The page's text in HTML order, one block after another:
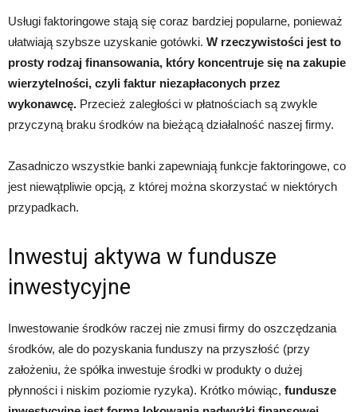
Usługi faktoringowe stają się coraz bardziej popularne, ponieważ
ułatwiają szybsze uzyskanie gotówki. W rzeczywistości jest to
prosty rodzaj finansowania, który koncentruje się na zakupie
wierzytelności, czyli faktur niezapłaconych przez
wykonawcę. Przecież zaległości w płatnościach są zwykle
przyczyną braku środków na bieżącą działalność naszej firmy.
Zasadniczo wszystkie banki zapewniają funkcje faktoringowe, co
jest niewątpliwie opcją, z której można skorzystać w niektórych
przypadkach.
Inwestuj aktywa w fundusze
inwestycyjne
Inwestowanie środków raczej nie zmusi firmy do oszczędzania
środków, ale do pozyskania funduszy na przyszłość (przy
założeniu, że spółka inwestuje środki w produkty o dużej
płynności i niskim poziomie ryzyka). Krótko mówiąc, fundusze